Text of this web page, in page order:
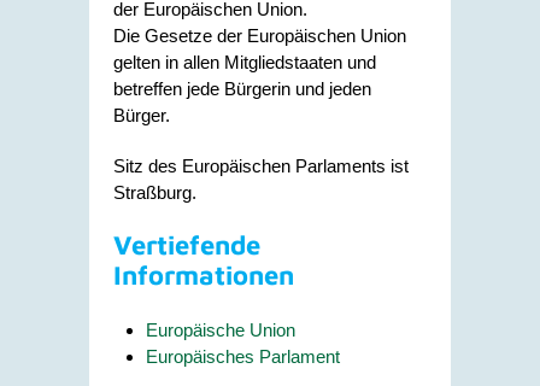
der Europäischen Union.
Die Gesetze der Europäischen Union
gelten in allen Mitgliedstaaten und
betreffen jede Bürgerin und jeden
Bürger.
Sitz des Europäischen Parlaments ist
Straßburg.
Vertiefende
Informationen
Europäische Union
Europäisches Parlament